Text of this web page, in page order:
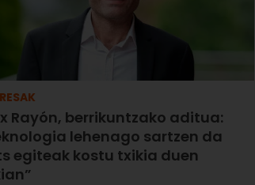
Rayón, berrikuntzako aditua:
lehenago sartzen da
egiteak kostu txikia duen